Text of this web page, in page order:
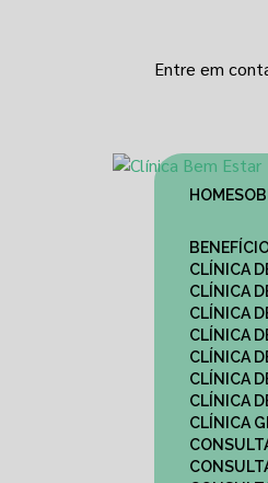
Entre em
HOME
CLÍNICA
CLÍNICA
CLÍNICA
CLÍNICA
CLÍNICA
CLÍNICA
CLÍNICA
CLÍNICA